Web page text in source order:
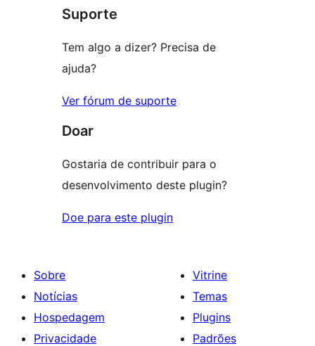
1
Suporte
Tem algo a dizer? Precisa de
ajuda?
Ver fórum de suporte
Doar
Gostaria de contribuir para o
desenvolvimento deste plugin?
Doe para este plugin
Sobre
Notícias
Hospedagem
Privacidade
Vitrine
Temas
Plugins
Padrões